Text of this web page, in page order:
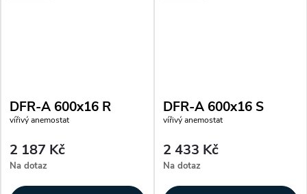
DFR-A 600x16 R
vířivý anemostat
2 187 Kč
Na dotaz
DFR-A 600x16 S
vířivý anemostat
2 433 Kč
Na dotaz